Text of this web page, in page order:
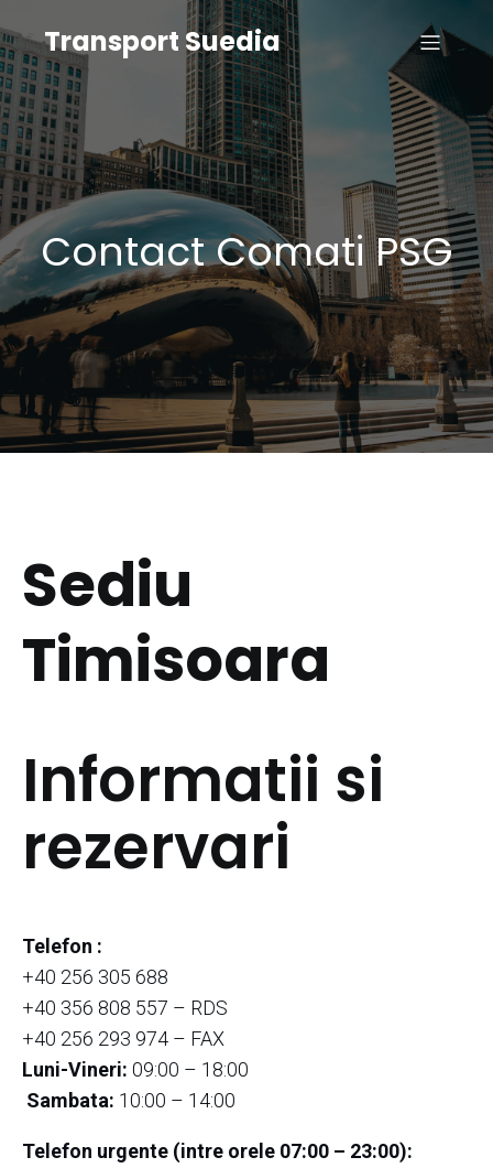
Transport Suedia
Contact Comati PSG
Sediu
Timisoara
Informatii si
rezervari
Telefon :
+40 256 305 688
+40 356 808 557 – RDS
+40 256 293 974 – FAX
Luni-Vineri: 09:00 – 18:00
Sambata: 10:00 – 14:00
Telefon urgente (intre orele 07:00 – 23:00):